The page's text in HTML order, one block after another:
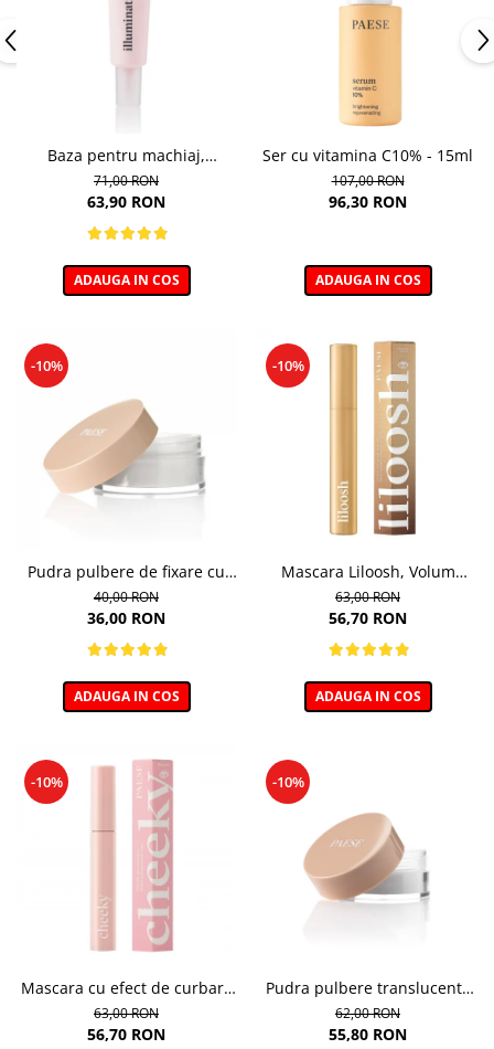
Baza pentru machiaj,
Illuminating Make-up Base -
30ml
71,00 RON
63,90 RON
ADAUGA IN COS
Ser cu vitamina C10% - 15ml
107,00 RON
96,30 RON
ADAUGA IN COS
-10%
Pudra pulbere de fixare cu
bambus Paese Bamboo
Powder - 5g
40,00 RON
36,00 RON
ADAUGA IN COS
-10%
Mascara Liloosh, Volum
Panoramic - 10,5ml
63,00 RON
56,70 RON
ADAUGA IN COS
-10%
Mascara cu efect de curbare
si lifting, Cheeky - 11ml
63,00 RON
56,70 RON
-10%
Pudra pulbere translucenta
pentru zona ochilor, Puff
Cloud 5,3g
62,00 RON
55,80 RON